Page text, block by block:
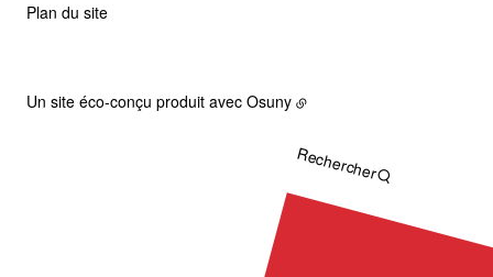
Plan du site
Rechercher
Un site éco-conçu produit avec Osuny